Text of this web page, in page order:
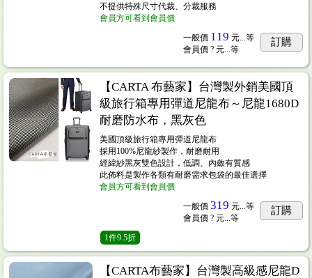
不提供特殊尺寸代裁、分裁服務
會員方可看到會員價
一般價 119 元...等
會員價 ? 元...等
訂購
【CARTA 布藝家】台灣製外銷美國頂
級旅行箱專用彈道尼龍布～尼龍1680D
耐磨防水布，黑灰色
美國頂級旅行箱專用彈道尼龍布
採用100%尼龍紗製作，耐磨耐用
經緯紗黑灰雙色設計，低調、內斂有質感
此佈料是製作各類有耐磨需求包袋的最佳選擇
會員方可看到會員價
一般價 319 元...等
會員價 ? 元...等
訂購
1件9.5折
【CARTA布藝家】台灣製高級感尼龍D